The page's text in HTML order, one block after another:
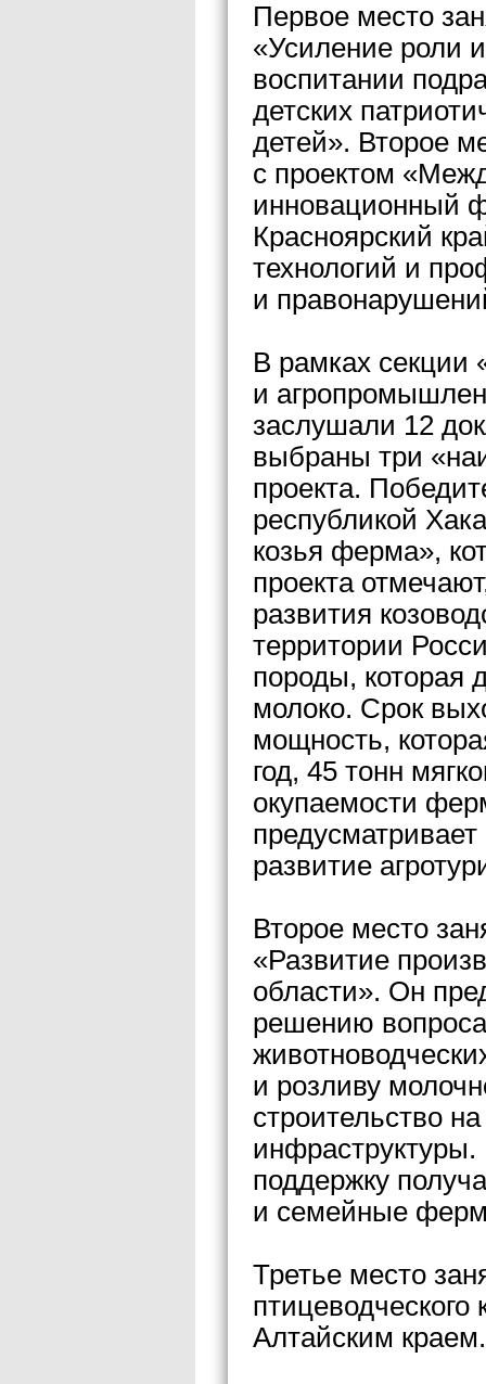
Первое место
«Усиление роли
воспитании
детских
детей». Второе
с проектом
инновационный
Красноярский
технологий и
и
В рамках
и
заслушали 12
выбраны три
проекта.
республикой
козья ферма»,
проекта
развития
территории
породы, которая
молоко. Срок
мощность,
год, 45 тонн
окупаемости
предусматривает
развитие
Второе место
«Развитие
области». Он
решению
и розливу
строительство
инфраструктуры.
поддержку
и семейные
Третье место
Алтайским краем.